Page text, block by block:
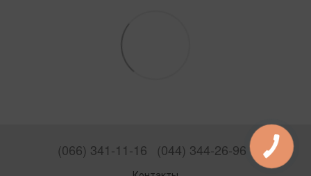
(066) 341-11-16 (044) 344-26-96